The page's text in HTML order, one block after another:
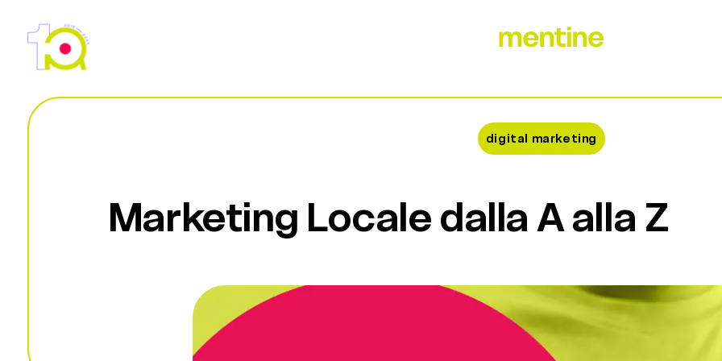
content
digital marketing
Marketing Locale dalla A alla Z